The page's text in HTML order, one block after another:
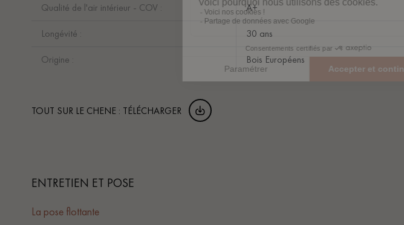
Qualité de l'air intérieur - COV : A+
Longévité : 30 ans
Origine : Bois Européens
TOUT SUR LE CHENE : TÉLÉCHARGER
ENTRETIEN ET POSE
La pose flottante